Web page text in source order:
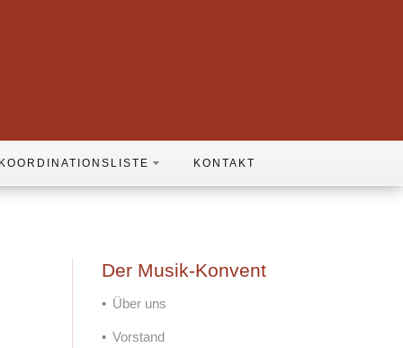
KOORDINATIONSLISTE KONTAKT
Der Musik-Konvent
Über uns
Vorstand